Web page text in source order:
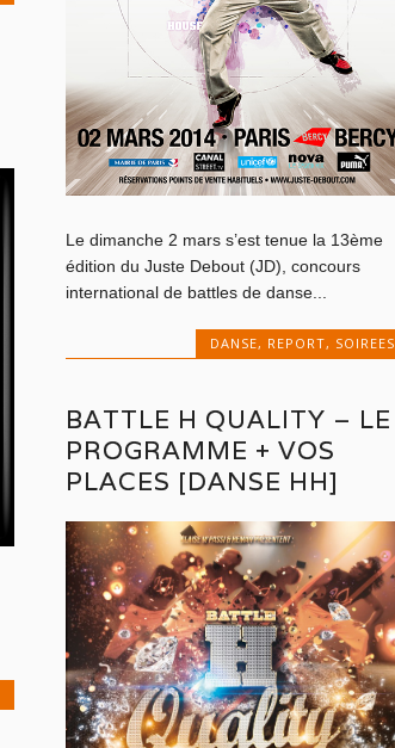
Le dimanche 2 mars s’est tenue la 13ème
édition du Juste Debout (JD), concours
international de battles de danse...
DANSE, REPORT, SOIREES
BATTLE H QUALITY – LE
PROGRAMME + VOS
PLACES [DANSE HH]